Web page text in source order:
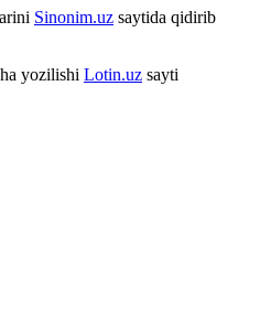
Sinonim.uz saytida qidirib
yozilishi Lotin.uz sayti